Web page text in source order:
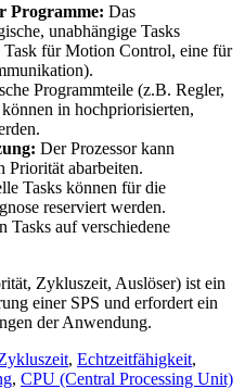
Programme: Das
unabhängige Tasks
für Motion Control, eine für
Programmteile (z.B. Regler,
in hochpriorisierten,
Der Prozessor kann
Priorität abarbeiten.
Tasks können für die
reserviert werden.
Tasks auf verschiedene
Zykluszeit, Auslöser) ist ein
einer SPS und erfordert ein
der Anwendung.
, Echtzeitfähigkeit,
, CPU (Central Processing Unit)